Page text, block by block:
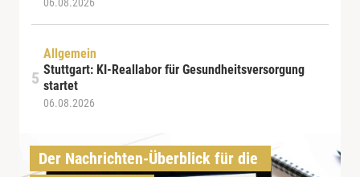
06.08.2026
Allgemein
Stuttgart: KI-Reallabor für Gesundheitsversorgung
startet
06.08.2026
Der Nachrichten-Überblick für die